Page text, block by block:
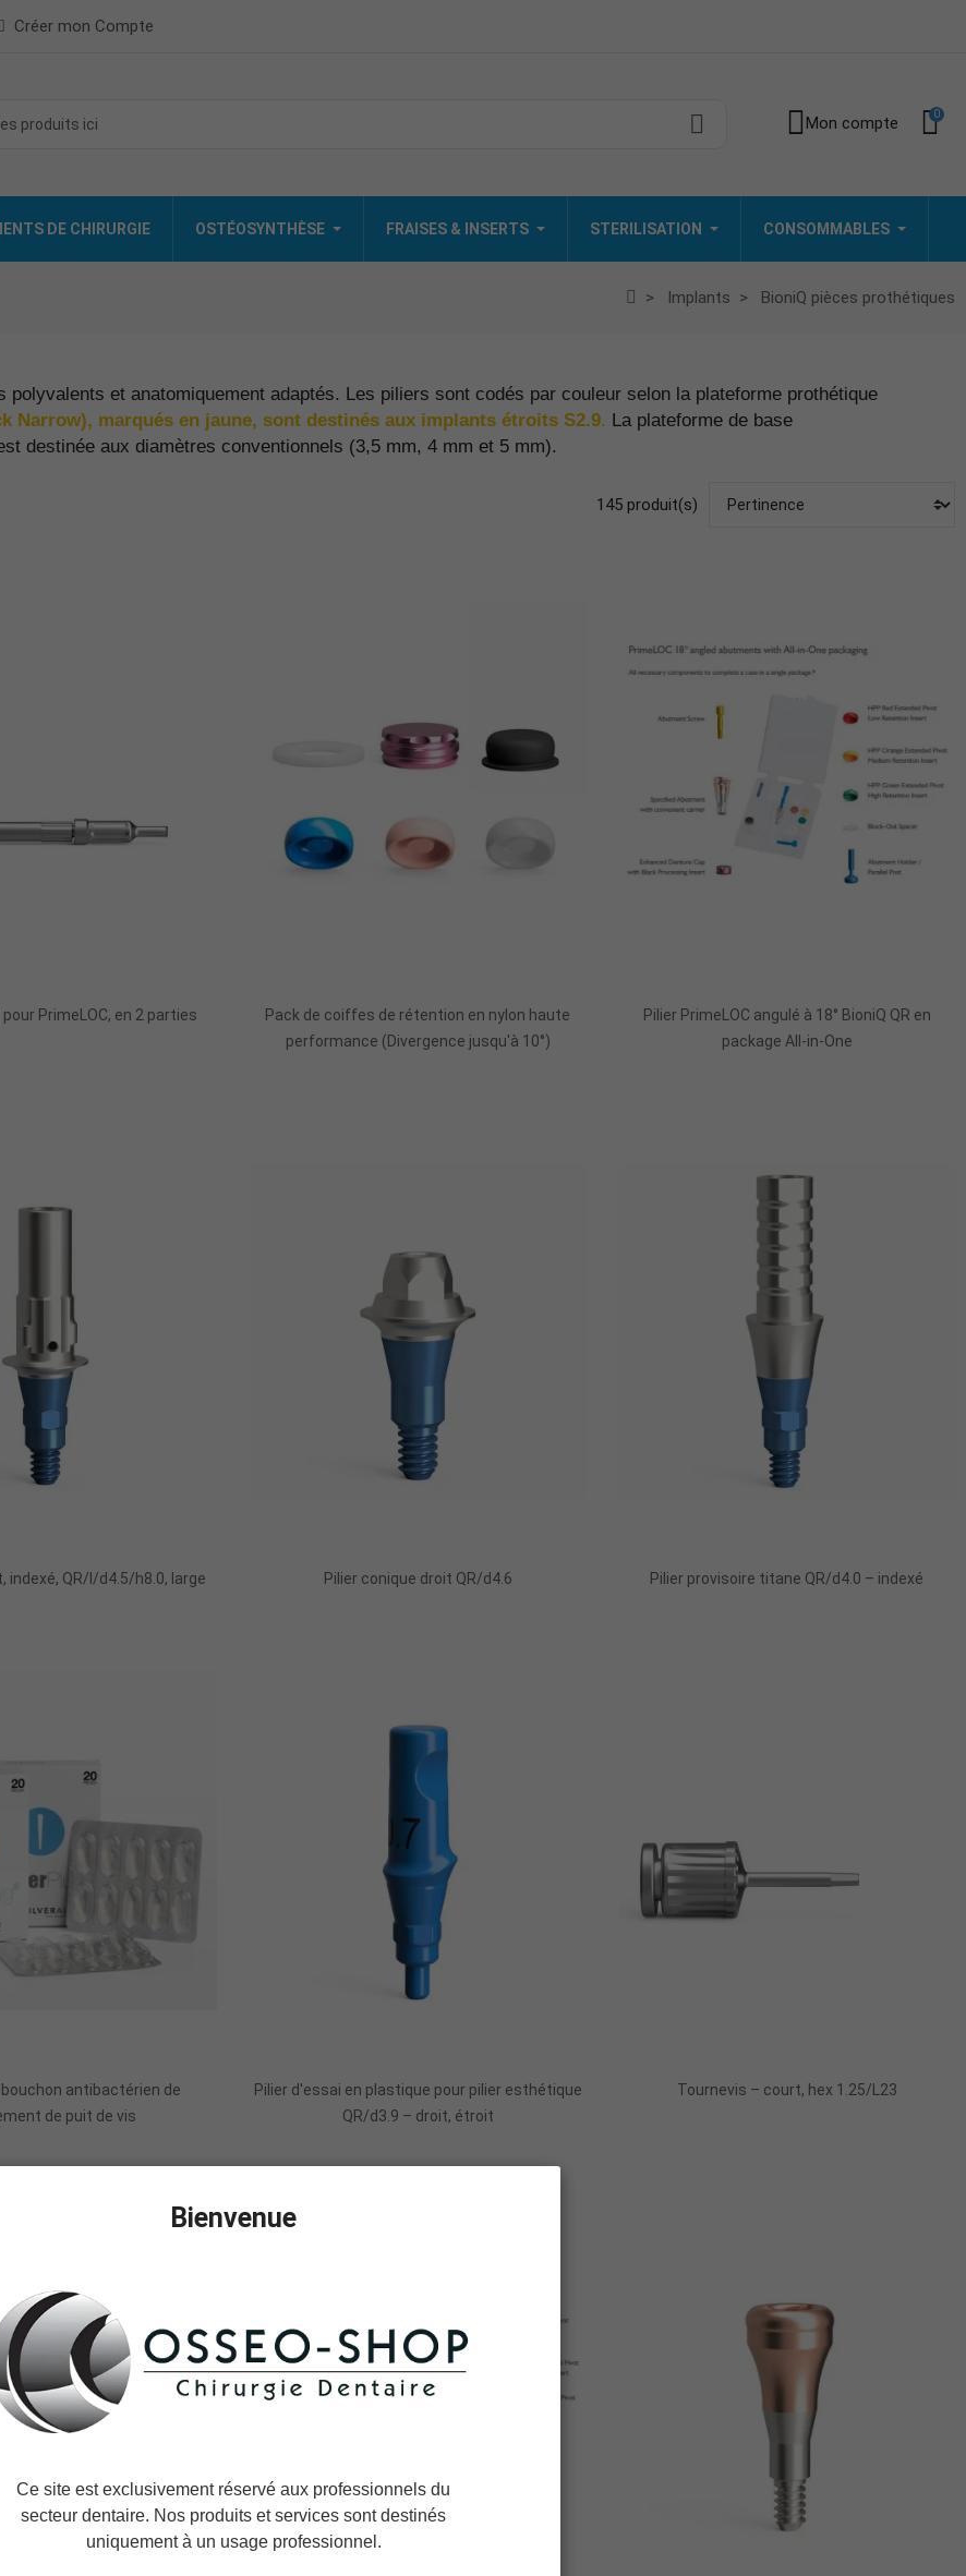
Créer mon Compte
Mon compte 0
DE CHIRURGIE OSTÉOSYNTHÈSE FRAISES & INSERTS STERILISATION CONSOMMABLES
Implants BioniQ pièces prothétiques
et anatomiquement adaptés. Les piliers sont codés par couleur selon la plateforme prothétique
Narrow), marqués en jaune, sont destinés aux implants étroits S2.9. La plateforme de base
destinée aux diamètres conventionnels (3,5 mm, 4 mm et 5 mm).
145 produit(s)
PrimeLOC, en 2 parties
Pack de coiffes de rétention en nylon haute
performance (Divergence jusqu'à 10°)
Pilier PrimeLOC angulé à 18° BioniQ QR en
package All-in-One
indexé, QR/I/d4.5/h8.0, large Pilier conique droit QR/d4.6 Pilier provisoire titane QR/d4.0 – indexé
bouchon antibactérien de
de puit de vis
Pilier d'essai en plastique pour pilier esthétique
QR/d3.9 – droit, étroit
Tournevis – court, hex 1.25/L23
Bienvenue
Ce site est exclusivement réservé aux professionnels du
secteur dentaire. Nos produits et services sont destinés
uniquement à un usage professionnel.